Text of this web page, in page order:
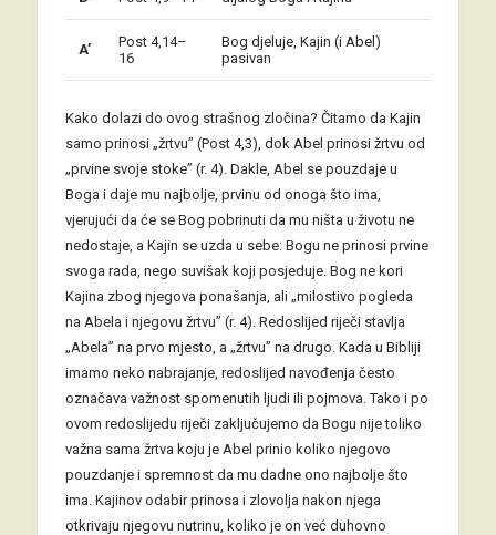
A’
Post 4,14–
16
Bog djeluje, Kajin (i Abel)
pasivan
Kako dolazi do ovog strašnog zločina? Čitamo da Kajin
samo prinosi „žrtvu” (Post 4,3), dok Abel prinosi žrtvu od
„prvine svoje stoke” (r. 4). Dakle, Abel se pouzdaje u
Boga i daje mu najbolje, prvinu od onoga što ima,
vjerujući da će se Bog pobrinuti da mu ništa u životu ne
nedostaje, a Kajin se uzda u sebe: Bogu ne prinosi prvine
svoga rada, nego suvišak koji posjeduje. Bog ne kori
Kajina zbog njegova ponašanja, ali „milostivo pogleda
na Abela i njegovu žrtvu” (r. 4). Redoslijed riječi stavlja
„Abela” na prvo mjesto, a „žrtvu” na drugo. Kada u Bibliji
imamo neko nabrajanje, redoslijed navođenja često
označava važnost spomenutih ljudi ili pojmova. Tako i po
ovom redoslijedu riječi zaključujemo da Bogu nije toliko
važna sama žrtva koju je Abel prinio koliko njegovo
pouzdanje i spremnost da mu dadne ono najbolje što
ima. Kajinov odabir prinosa i zlovolja nakon njega
otkrivaju njegovu nutrinu, koliko je on već duhovno